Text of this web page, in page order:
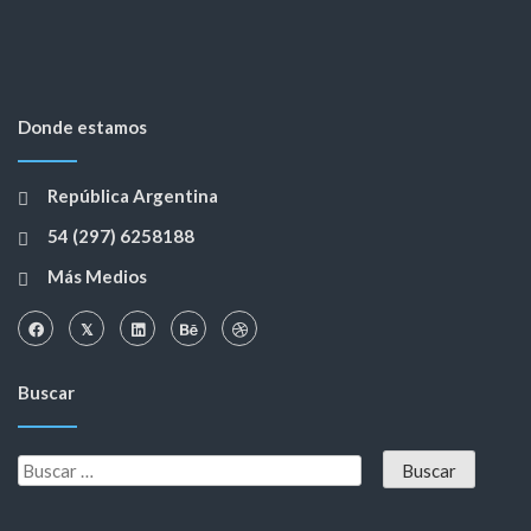
Donde estamos
República Argentina
54 (297) 6258188
Más Medios
Buscar